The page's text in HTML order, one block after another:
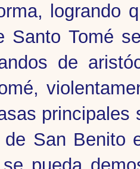
logrando
Santo Tomé
de
principales
de San Benito